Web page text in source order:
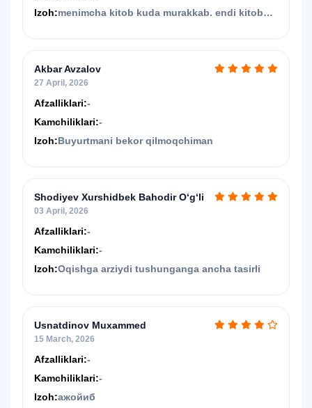
Izoh:menimcha kitob kuda murakkab. endi kitob
Akbar Avzalov
27 April, 2026
Afzalliklari:-
Kamchiliklari:-
Izoh:Buyurtmani bekor qilmoqchiman
Shodiyev Xurshidbek Bahodir O‘g‘li
03 April, 2026
Afzalliklari:-
Kamchiliklari:-
Izoh:Oqishga arziydi tushunganga ancha tasirli
Usnatdinov Muxammed
15 March, 2026
Afzalliklari:-
Kamchiliklari:-
Izoh:ажойиб